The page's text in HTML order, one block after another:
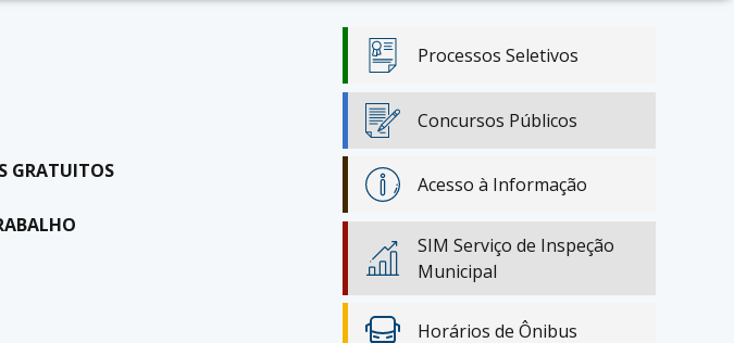
GRATUITOS
Processos Seletivos
Concursos Públicos
Acesso à Informação
SIM Serviço de Inspeção
Municipal
Horários de Ônibus